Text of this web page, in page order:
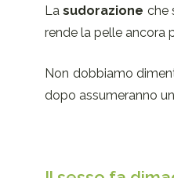
La sudorazione che
rende la pelle ancora
Non dobbiamo
dopo assumeranno